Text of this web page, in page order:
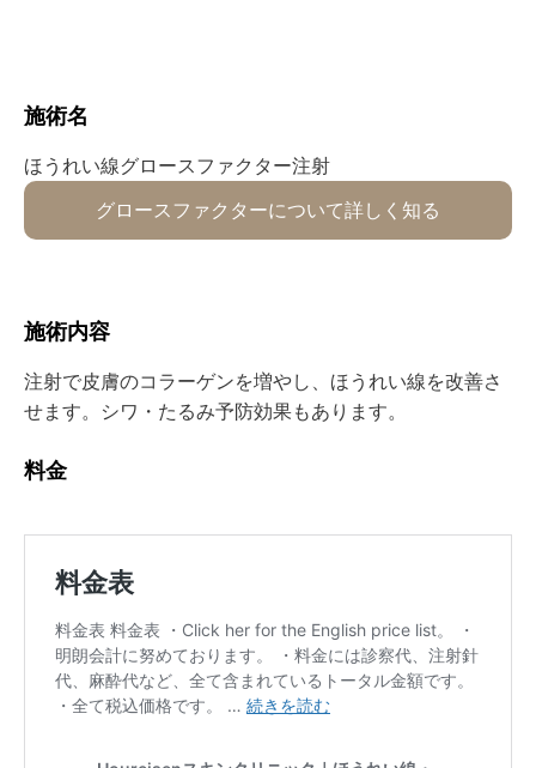
施術名⁡
ほうれい線⁡グロースファクター⁡⁡⁡⁡⁡注射
グロースファクターについて詳しく知る
施術内容⁡⁡⁡
注射で皮膚のコラーゲンを増やし、ほうれい線を改善さ
せます。シワ・たるみ予防効果もあります。
料金⁡